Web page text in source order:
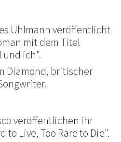
Uhlmann veröffentlicht
mit dem Titel
und ich".
Diamond, britischer
veröffentlichen ihr
to Live, Too Rare to Die".